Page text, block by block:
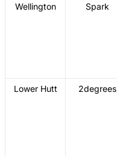
Wellington Spark
Lower Hutt
2degrees